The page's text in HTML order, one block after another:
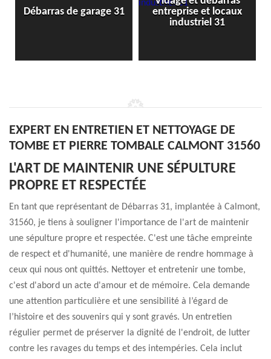
entreprise et locaux
Débarras de grenier et
cave 31
EXPERT EN ENTRETIEN ET NETTOYAGE DE
TOMBE ET PIERRE TOMBALE CALMONT 31560
L'ART DE MAINTENIR UNE SÉPULTURE
PROPRE ET RESPECTÉE
En tant que représentant de Débarras 31, implantée à Calmont,
31560, je tiens à souligner l'importance de l'art de maintenir
une sépulture propre et respectée. C'est une tâche empreinte
de respect et d'humanité, une manière de rendre hommage à
ceux qui nous ont quittés. Nettoyer et entretenir une tombe,
c'est d'abord un acte d'amour et de mémoire. Cela demande
une attention particulière et une sensibilité à l’égard de
l’histoire et des souvenirs qui y sont gravés. Un entretien
régulier permet de préserver la dignité de l'endroit, de lutter
contre les ravages du temps et des intempéries. Cela inclut